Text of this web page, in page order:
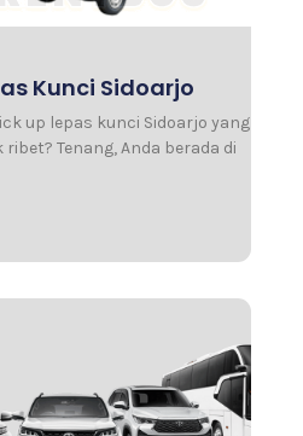
Kunci Sidoarjo
up lepas kunci Sidoarjo yang
Tenang, Anda berada di